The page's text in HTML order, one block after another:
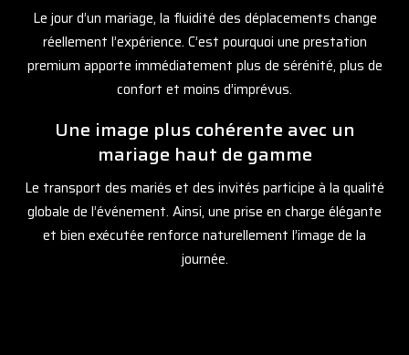
Le jour d’un mariage, la fluidité des déplacements change
réellement l’expérience. C’est pourquoi une prestation
premium apporte immédiatement plus de sérénité, plus de
confort et moins d’imprévus.
Une image plus cohérente avec un
mariage haut de gamme
Le transport des mariés et des invités participe à la qualité
globale de l’événement. Ainsi, une prise en charge élégante
et bien exécutée renforce naturellement l’image de la
journée.